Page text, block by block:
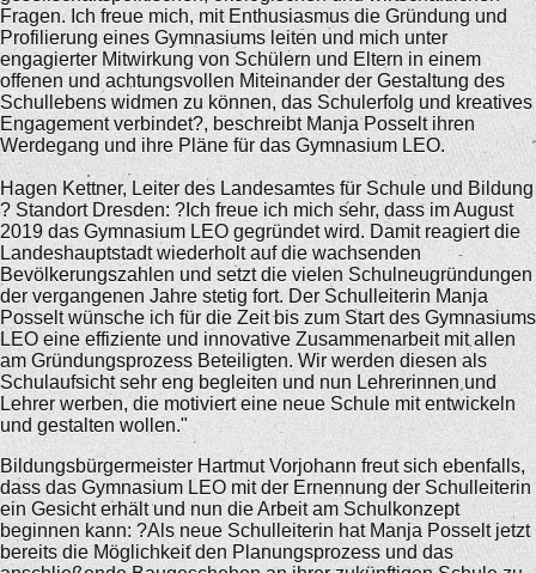
Fragen. Ich freue mich, mit Enthusiasmus die Gründung und
Profilierung eines Gymnasiums leiten und mich unter
engagierter Mitwirkung von Schülern und Eltern in einem
offenen und achtungsvollen Miteinander der Gestaltung des
Schullebens widmen zu können, das Schulerfolg und kreatives
Engagement verbindet?, beschreibt Manja Posselt ihren
Werdegang und ihre Pläne für das Gymnasium LEO.
Hagen Kettner, Leiter des Landesamtes für Schule und Bildung
? Standort Dresden: ?Ich freue ich mich sehr, dass im August
2019 das Gymnasium LEO gegründet wird. Damit reagiert die
Landeshauptstadt wiederholt auf die wachsenden
Bevölkerungszahlen und setzt die vielen Schulneugründungen
der vergangenen Jahre stetig fort. Der Schulleiterin Manja
Posselt wünsche ich für die Zeit bis zum Start des Gymnasiums
LEO eine effiziente und innovative Zusammenarbeit mit allen
am Gründungsprozess Beteiligten. Wir werden diesen als
Schulaufsicht sehr eng begleiten und nun Lehrerinnen und
Lehrer werben, die motiviert eine neue Schule mit entwickeln
und gestalten wollen."
Bildungsbürgermeister Hartmut Vorjohann freut sich ebenfalls,
dass das Gymnasium LEO mit der Ernennung der Schulleiterin
ein Gesicht erhält und nun die Arbeit am Schulkonzept
beginnen kann: ?Als neue Schulleiterin hat Manja Posselt jetzt
bereits die Möglichkeit den Planungsprozess und das